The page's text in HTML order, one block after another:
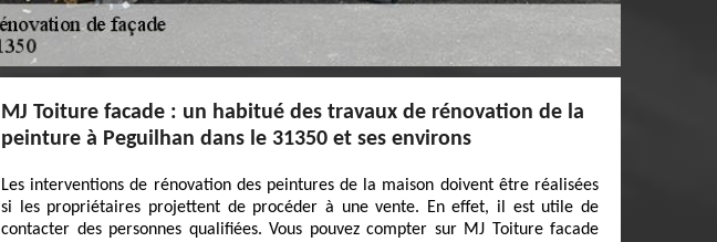
MJ Toiture facade : un habitué des travaux de rénovation de la
peinture à Peguilhan dans le 31350 et ses environs
Les interventions de rénovation des peintures de la maison doivent être réalisées
si les propriétaires projettent de procéder à une vente. En effet, il est utile de
contacter des personnes qualifiées. Vous pouvez compter sur MJ Toiture facade